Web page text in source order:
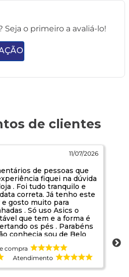
Seja o primeiro a avaliá-lo!
11/07/2026
de pessoas que
fiquei na dúvida
. Foi tudo tranquilo e
correta. Já tenho este
gosto muito para
. Só uso Asics o
que tem e a forma é
os pés . Parabéns
conhecia sou de Belo
boa oportunidade de
compra
Atendimento